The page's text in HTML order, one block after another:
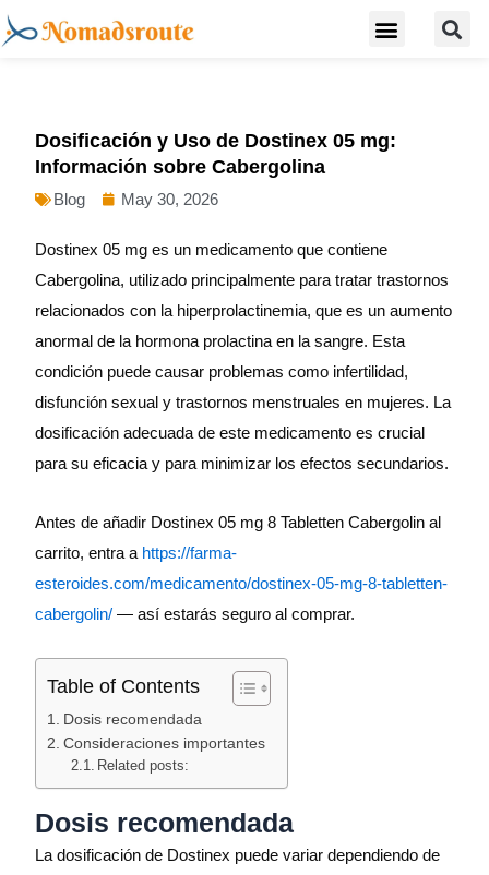
Skip
to
Menu
Dosificación y Uso de Dostinex 05 mg:
Información sobre Cabergolina
Blog May 30, 2026
Dostinex 05 mg es un medicamento que contiene
Cabergolina, utilizado principalmente para tratar trastornos
relacionados con la hiperprolactinemia, que es un aumento
anormal de la hormona prolactina en la sangre. Esta
condición puede causar problemas como infertilidad,
disfunción sexual y trastornos menstruales en mujeres. La
dosificación adecuada de este medicamento es crucial
para su eficacia y para minimizar los efectos secundarios.
Antes de añadir Dostinex 05 mg 8 Tabletten Cabergolin al
carrito, entra a https://farma-
esteroides.com/medicamento/dostinex-05-mg-8-tabletten-
cabergolin/ — así estarás seguro al comprar.
Table of Contents
Dosis recomendada
Consideraciones importantes
Related posts:
Dosis recomendada
La dosificación de Dostinex puede variar dependiendo de